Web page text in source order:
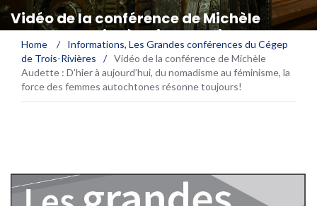
Vidéo de la conférence de Michèle
Audette : D’hier à aujourd’hui, du
nomadisme au féminisme, la force des
femmes autochtones résonne toujours!
Home / Informations, Les Grandes conférences du Cégep
de Trois-Rivières
/ Vidéo de la conférence de Michèle
Audette : D’hier à aujourd’hui, du nomadisme au féminisme, la
force des femmes autochtones résonne toujours!